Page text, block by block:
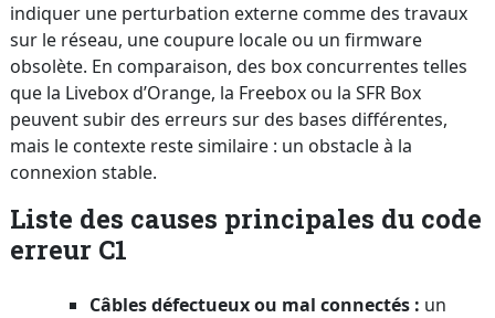
indiquer une perturbation externe comme des travaux
sur le réseau, une coupure locale ou un firmware
obsolète. En comparaison, des box concurrentes telles
que la Livebox d’Orange, la Freebox ou la SFR Box
peuvent subir des erreurs sur des bases différentes,
mais le contexte reste similaire : un obstacle à la
connexion stable.
Liste des causes principales du code
erreur C1
Câbles défectueux ou mal connectés : un